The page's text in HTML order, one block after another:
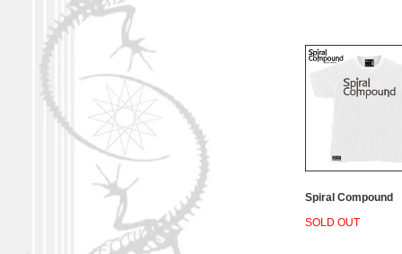
Spiral Compound
SOLD OUT